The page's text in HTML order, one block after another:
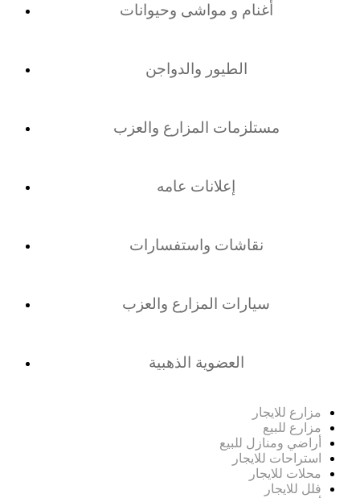
أغنام و مواشى وحيوانات
الطيور والدواجن
مستلزمات المزارع والعزب
إعلانات عامه
نقاشات واستفسارات
سيارات المزارع والعزب
العضوية الذهبية
مزارع للايجار
مزارع للبيع
أراضي ومنازل للبيع
استراحات للايجار
محلات للايجار
فلل للايجار